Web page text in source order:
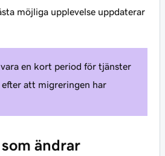
möjliga upplevelse uppdaterar
en kort period för tjänster
att migreringen har
ändrar